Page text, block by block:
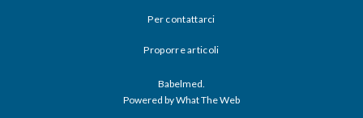
Per contattarci
Proporre articoli
Babelmed.
Powered by What The Web